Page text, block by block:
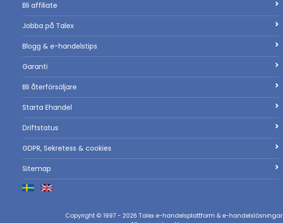
Bli affiliate
Jobba på Talex
Blogg & e-handelstips
Garanti
Bli återförsäljare
Starta Ehandel
Driftstatus
GDPR, Sekretess & cookies
Sitemap
Copyright © 1997 - 2026 Talex e-handelsplattform & e-handelslösningar